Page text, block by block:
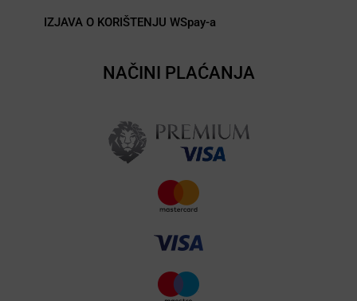
IZJAVA O KORIŠTENJU WSpay-a
NAČINI PLAĆANJA